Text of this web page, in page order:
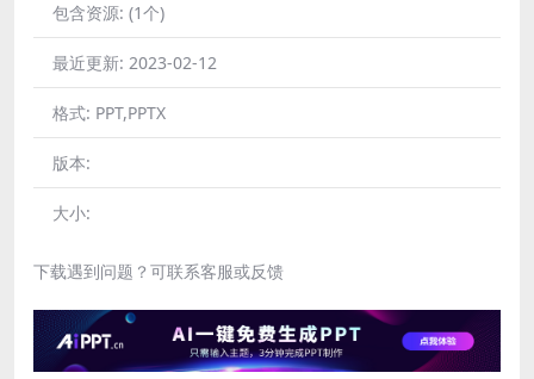
包含资源: (1个)
最近更新: 2023-02-12
格式: PPT,PPTX
版本:
大小:
下载遇到问题？可联系客服或反馈